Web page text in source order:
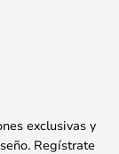
exclusivas y
Regístrate